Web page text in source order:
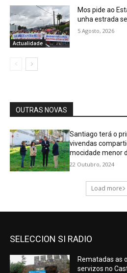
SELECCION SI RADIO
Rematadas as
servizos no